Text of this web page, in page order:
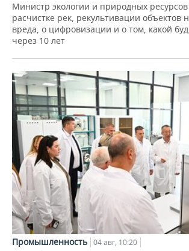
Министр экологии и природных
расчистке рек, рекультивации объектов
вреда, о цифровизации и о том, какой
через 10 лет
Промышленность 04 авг, 10:20